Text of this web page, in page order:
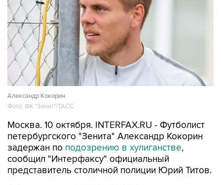
Александр Кокорин
Фото: ФК "Зенит"/ТАСС
Москва. 10 октября. INTERFAX.RU - Футболист
петербургского "Зенита" Александр Кокорин
задержан по подозрению в хулиганстве,
сообщил "Интерфаксу" официальный
представитель столичной полиции Юрий Титов.